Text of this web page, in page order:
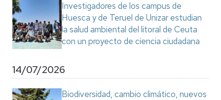
Investigadores de los campus de
Huesca y de Teruel de Unizar estudian
la salud ambiental del litoral de Ceuta
con un proyecto de ciencia ciudadana
14/07/2026
Biodiversidad, cambio climático, nuevos